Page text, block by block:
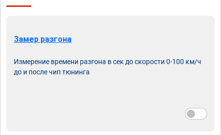
Замер разгона
Измерение времени разгона в сек до скорости 0-100 км/ч
до и после чип тюнинга